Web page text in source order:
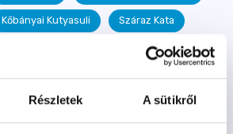
Részletek A sütikről
Kőbányai Kutyasuli Száraz Kata
puller
Takó Attila hőség
terelés Kiss Barbara